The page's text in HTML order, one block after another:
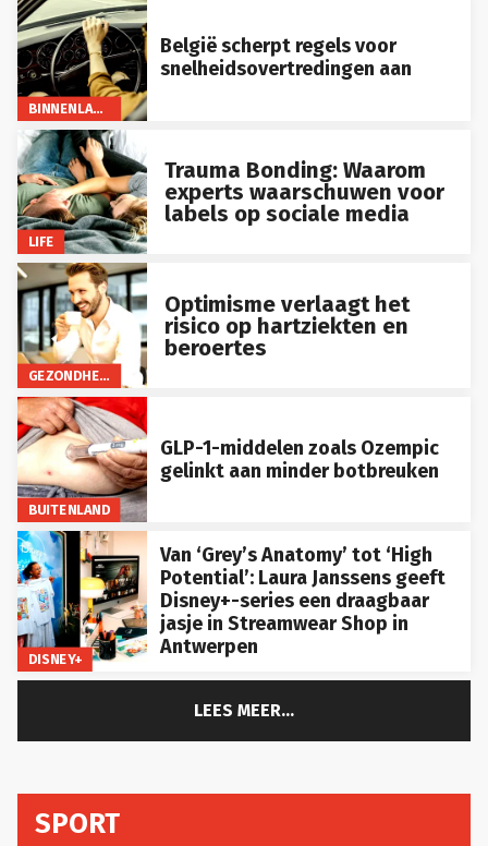
BINNENLAND
België scherpt regels voor
snelheidsovertredingen aan
LIFE
Trauma Bonding: Waarom
experts waarschuwen voor
labels op sociale media
GEZONDHEID
Optimisme verlaagt het
risico op hartziekten en
beroertes
BUITENLAND
GLP-1-middelen zoals Ozempic
gelinkt aan minder botbreuken
DISNEY+
Van ‘Grey’s Anatomy’ tot ‘High
Potential’: Laura Janssens geeft
Disney+-series een draagbaar
jasje in Streamwear Shop in
Antwerpen
LEES MEER...
SPORT